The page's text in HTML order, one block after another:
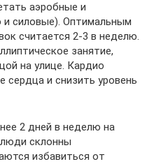
аэробные и
и силовые). Оптимальным
считается 2-3 в неделю.
занятие,
на улице. Кардио
сердца и снизить уровень
2 дней в неделю на
склонны
избавиться от